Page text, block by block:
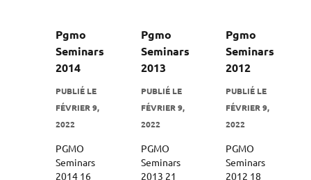
Pgmo
Seminars
2014
PUBLIÉ LE
FÉVRIER 9,
2022
PGMO
Seminars
2014 16
Pgmo
Seminars
2013
PUBLIÉ LE
FÉVRIER 9,
2022
PGMO
Seminars
2013 21
Pgmo
Seminars
2012
PUBLIÉ LE
FÉVRIER 9,
2022
PGMO
Seminars
2012 18